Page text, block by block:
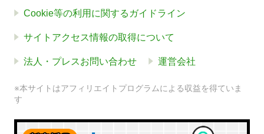
Cookie等の利用に関するガイドライン
サイトアクセス情報の取得について
法人・プレスお問い合わせ 運営会社
※本サイトはアフィリエイトプログラムによる収益を得ていま
す